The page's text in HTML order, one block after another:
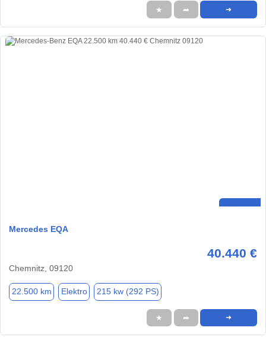
★ ➦ ➜
Mercedes EQA
40.440 €
Chemnitz, 09120
22.500 km Elektro 215 kw (292 PS)
★ ➦ ➜